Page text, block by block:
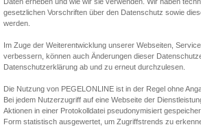
Daten erheben und wie wir sie verwenden. Wir haben
gesetzlichen Vorschriften über den Datenschutz sowie
werden.
Im Zuge der Weiterentwicklung unserer Webseiten,
verbessern, können auch Änderungen dieser
Datenschutzerklärung ab und zu erneut durchzulesen.
Die Nutzung von PEGELONLINE ist in der Regel ohne
Bei jedem Nutzerzugriff auf eine Webseite der
Aktionen in einer Protokolldatei pseudonymisiert
Form statistisch ausgewertet, um Zugriffstrends zu